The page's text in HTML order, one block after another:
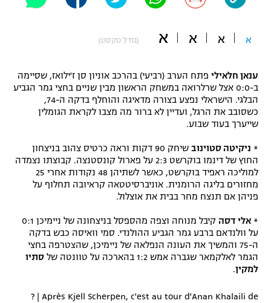
תקנון משתתפים וזוכים בפרסים
תקנון עבור פעילות אלקטרה
תקנון עבור פעילות ספורט 1 – "מרלן"
טניס
תנאי שימוש
מדיניות פרטיות
תקנון פעילות ספורט 1
כדורמים
פוטבול אמריקאי NFL
ספורט אתגרי ואקסטרים
אומנויות לחימה
גיימינג E-Sports
א א א א (גודל טקסט)
ענאן חלאילי פתח הערב (רביעי) בהרכב אוניון סן ז'ילואז, שסיימה
ב-0:0 אצל שרלרואה במשחק הראשון מבין שניים בחצי גמר הגביע
הבלגי. הישראלי נפצע בצורה מדאיגה והוחלף בדקה ה-74,
כשסובב את הרגל, ועדיין לא ברור מה מצבו לקראת הגומלין
שייערך בעוד שבוע.
* ניקיטה סטוינוב
שיחק 90 דקות וראה כרטיס צהוב בניצחון
החוץ של דינמו בוקרשט 2:3 על פארול קונסטנצה. קבוצתו נצמדה
למוליכה ראפיד בוקרשט, כאשר לשתיהן 48 נקודות אחרי 25
מחזורים בליגה הרומנית. אוניברסיטטאה קראיובה תחלוף על
פניהן אם תנצח מחר בבית את אוצלול.
* אלי דסה
קיבל מנוחה וצפה מהספסל בניצחונה של ניימיכן 0:1
על וולנדאם ברבע גמר הגביע ההולנדי. סמי וואיסה כבש בדקה
ה-75 והמשיך את העונה הנפלאה של ניימיכן, שהצטרפה בחצי
הגמר לאלקמאר שגברה אמש 1:2 בהארכה על טוונטה של
סתיו
למקין.
? | Après Kjell Scherpen, c'est au tour d'Anan Khalaili de